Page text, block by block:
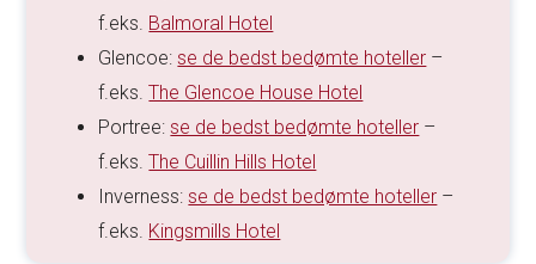
f.eks. Balmoral Hotel
Glencoe:se de bedst bedømte hoteller –
f.eks.The Glencoe House Hotel
Portree:se de bedst bedømte hoteller –
f.eks.The Cuillin Hills Hotel
Inverness:se de bedst bedømte hoteller –
f.eks. Kingsmills Hotel